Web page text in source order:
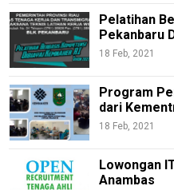
Pelatihan
Pekanbaru
18 Feb, 2021
Program
dari
18 Feb, 2021
Lowongan
Anambas
SourceCode
Otomotif
infotorial
Tutor
Theme
Finance